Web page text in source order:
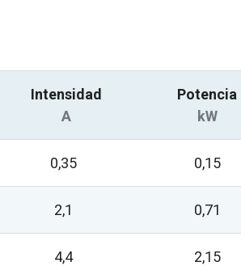
Intensidad
A
Potencia
kW
0,35 0,15
2,1 0,71
4,4 2,15